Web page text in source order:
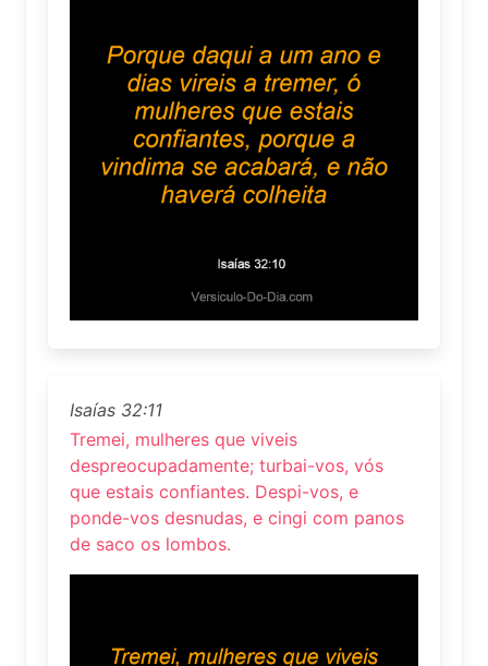
Isaías 32:11
Tremei, mulheres que viveis
despreocupadamente; turbai-vos, vós
que estais confiantes. Despi-vos, e
ponde-vos desnudas, e cingi com panos
de saco os lombos.